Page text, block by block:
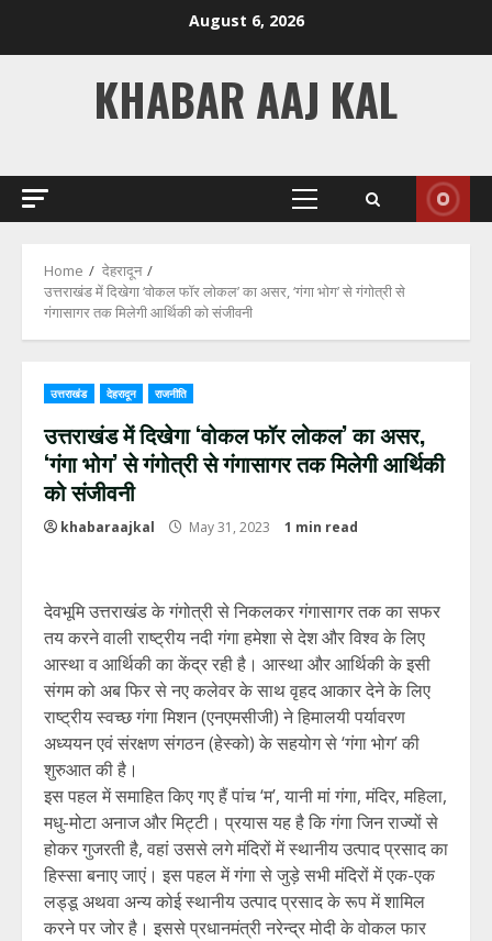
August 6, 2026
KHABAR AAJ KAL
Primary
Home
देहरादून
उत्तराखंड में दिखेगा ‘वोकल फॉर लोकल’ का असर, ‘गंगा भोग’ से गंगोत्री से
गंगासागर तक मिलेगी आर्थिकी को संजीवनी
उत्तराखंड देहरादून राजनीति
उत्तराखंड में दिखेगा ‘वोकल फॉर लोकल’ का असर,
‘गंगा भोग’ से गंगोत्री से गंगासागर तक मिलेगी आर्थिकी
को संजीवनी
khabaraajkal May 31, 2023 1 min read
देवभूमि उत्तराखंड के गंगोत्री से निकलकर गंगासागर तक का सफर
तय करने वाली राष्ट्रीय नदी गंगा हमेशा से देश और विश्व के लिए
आस्था व आर्थिकी का केंद्र रही है। आस्था और आर्थिकी के इसी
संगम को अब फिर से नए कलेवर के साथ वृहद आकार देने के लिए
राष्ट्रीय स्वच्छ गंगा मिशन (एनएमसीजी) ने हिमालयी पर्यावरण
अध्ययन एवं संरक्षण संगठन (हेस्को) के सहयोग से ‘गंगा भोग’ की
शुरुआत की है।
इस पहल में समाहित किए गए हैं पांच ‘म’, यानी मां गंगा, मंदिर, महिला,
मधु-मोटा अनाज और मिट्टी। प्रयास यह है कि गंगा जिन राज्यों से
होकर गुजरती है, वहां उससे लगे मंदिरों में स्थानीय उत्पाद प्रसाद का
हिस्सा बनाए जाएं। इस पहल में गंगा से जुड़े सभी मंदिरों में एक-एक
लड्डू अथवा अन्य कोई स्थानीय उत्पाद प्रसाद के रूप में शामिल
करने पर जोर है। इससे प्रधानमंत्री नरेन्द्र मोदी के वोकल फार